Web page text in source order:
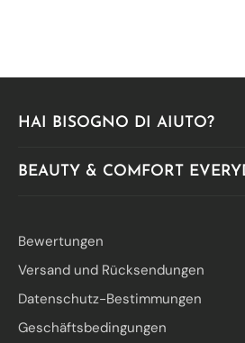
HAI BISOGNO DI AIUTO?
BEAUTY & COMFORT
Bewertungen
Versand und Rücksendungen
Datenschutz-Bestimmungen
Geschäftsbedingungen